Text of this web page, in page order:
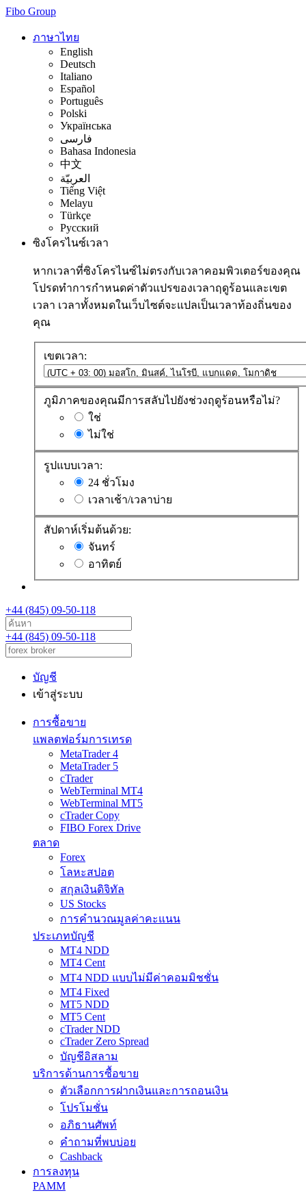
Fibo Group
ภาษาไทย
English
Deutsch
Italiano
Español
Português
Polski
Українська
فارسی
Bahasa Indonesia
中文
العربيّة
Tiếng Việt
Melayu
Türkçe
Русский
ซิงโครไนซ์เวลา
หากเวลาที่ซิงโครไนซ์ไม่ตรงกับเวลาคอมพิวเตอร์ของคุณ
โปรดทำการกำหนดค่าตัวแปรของเวลาฤดูร้อนและเขต
เวลา เวลาทั้งหมดในเว็บไซต์จะแปลเป็นเวลาท้องถิ่นของ
คุณ
เขตเวลา:
ภูมิภาคของคุณมีการสลับไปยังช่วงฤดูร้อนหรือไม่?
ใช่
ไม่ใช่
รูปแบบเวลา:
24 ชั่วโมง
เวลาเช้า/เวลาบ่าย
สัปดาห์เริ่มต้นด้วย:
จันทร์
อาทิตย์
+44 (845) 09-50-118
+44 (845) 09-50-118
บัญชี
เข้าสู่ระบบ
การซื้อขาย
แพลตฟอร์มการเทรด
MetaTrader 4
MetaTrader 5
cTrader
WebTerminal MT4
WebTerminal MT5
cTrader Copy
FIBO Forex Drive
ตลาด
Forex
โลหะสปอต
สกุลเงินดิจิทัล
US Stocks
การคำนวณมูลค่าคะแนน
ประเภทบัญชี
MT4 NDD
MT4 Cent
MT4 NDD แบบไม่มีค่าคอมมิชชั่น
MT4 Fixed
MT5 NDD
MT5 Cent
cTrader NDD
cTrader Zero Spread
บัญชีอิสลาม
บริการด้านการซื้อขาย
ตัวเลือกการฝากเงินและการถอนเงิน
โปรโมชั่น
อภิธานศัพท์
คำถามที่พบบ่อย
Cashback
การลงทุน
PAMM